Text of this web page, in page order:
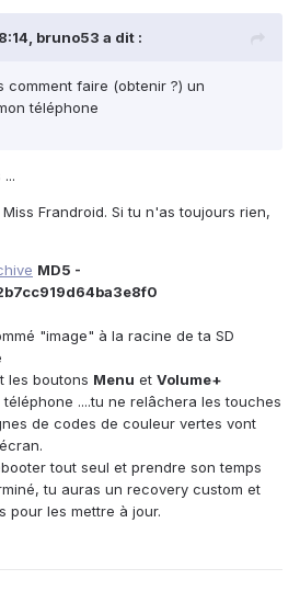
bruno53 a dit :
comment faire (obtenir ?) un
téléphone
Frandroid. Si tu n'as toujours rien,
MD5 -
"image" à la racine de ta SD
les boutons Menu et Volume+
....tu ne relâchera les touches
de codes de couleur vertes vont
tout seul et prendre son temps
tu auras un recovery custom et
pour les mettre à jour.